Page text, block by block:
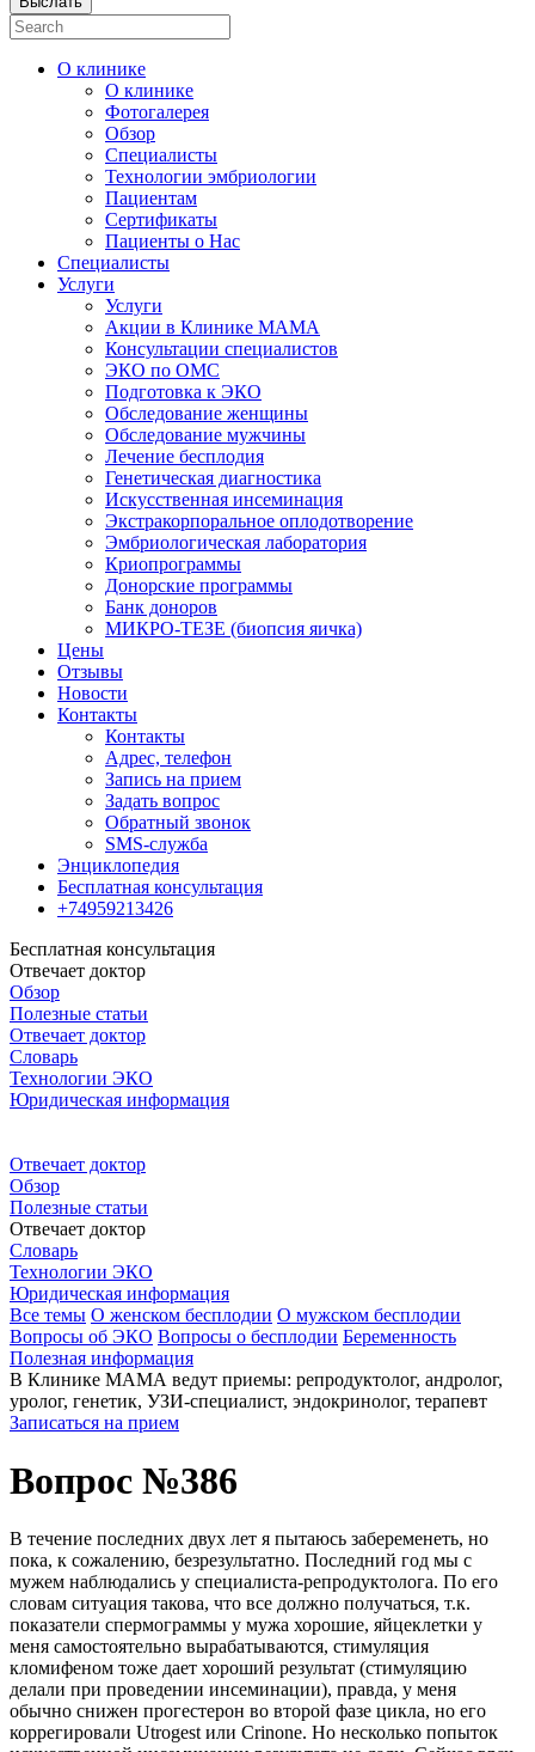
О клинике
О клинике
Фотогалерея
Обзор
Специалисты
Технологии эмбриологии
Пациентам
Сертификаты
Пациенты о Нас
Специалисты
Услуги
Услуги
Акции в Клинике МАМА
Консультации специалистов
ЭКО по ОМС
Подготовка к ЭКО
Обследование женщины
Обследование мужчины
Лечение бесплодия
Генетическая диагностика
Искусственная инсеминация
Экстракорпоральное оплодотворение
Эмбриологическая лаборатория
Криопрограммы
Донорские программы
Банк доноров
МИКРО-ТЕЗЕ (биопсия яичка)
Цены
Отзывы
Новости
Контакты
Контакты
Адрес, телефон
Запись на прием
Задать вопрос
Обратный звонок
SMS-служба
Энциклопедия
Бесплатная консультация
+74959213426
Бесплатная консультация
Отвечает доктор
Обзор
Полезные статьи
Отвечает доктор
Словарь
Технологии ЭКО
Юридическая информация
Отвечает доктор
Обзор
Полезные статьи
Отвечает доктор
Словарь
Технологии ЭКО
Юридическая информация
Все темы О женском бесплодии О мужском бесплодии
Вопросы об ЭКО Вопросы о бесплодии Беременность
Полезная информация
В Клинике МАМА ведут приемы: репродуктолог, андролог,
уролог, генетик, УЗИ-специалист, эндокринолог, терапевт
Записаться на прием
Вопрос №386
В течение последних двух лет я пытаюсь забеременеть, но
пока, к сожалению, безрезультатно. Последний год мы с
мужем наблюдались у специалиста-репродуктолога. По его
словам ситуация такова, что все должно получаться, т.к.
показатели спермограммы у мужа хорошие, яйцеклетки у
меня самостоятельно вырабатываются, стимуляция
кломифеном тоже дает хороший результат (стимуляцию
делали при проведении инсеминации), правда, у меня
обычно снижен прогестерон во второй фазе цикла, но его
коррегировали Utrogest или Crinone. Но несколько попыток